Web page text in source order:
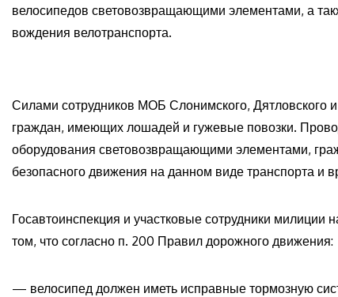
велосипедов световозвращающими элементами, а
вождения велотранспорта.
Силами сотрудников МОБ Слонимского, Дятловского
граждан, имеющих лошадей и гужевые повозки.
оборудования световозвращающими элементами,
безопасного движения на данном виде транспорта и
Госавтоинспекция и участковые сотрудники милиции
том, что согласно п. 200 Правил дорожного движения:
— велосипед должен иметь исправные тормозную